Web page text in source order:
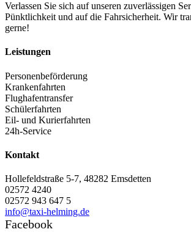
Verlassen Sie sich auf unseren zuverlässigen
Pünktlichkeit und auf die Fahrsicherheit. Wir
gerne!
Leistungen
Personenbeförderung
Krankenfahrten
Flughafentransfer
Schülerfahrten
Eil- und Kurierfahrten
24h-Service
Kontakt
Hollefeldstraße 5-7, 48282 Emsdetten
02572 4240
02572 943 647 5
info@taxi-helming.de
Facebook